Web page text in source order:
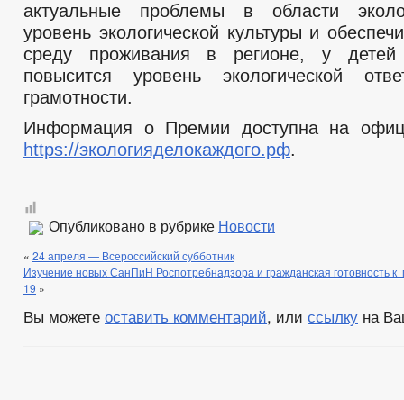
актуальные проблемы в области
уровень экологической культуры и
среду проживания в регионе, у детей
повысится уровень экологической
грамотности.
Информация о Премии доступна на
https://экологияделокаждого.рф.
Опубликовано в рубрике Новости
« 24 апреля — Всероссийский субботник
Изучение новых СанПиН Роспотребнадзора и гражданская готовность к
19 »
Вы можете оставить комментарий, или ссылку на